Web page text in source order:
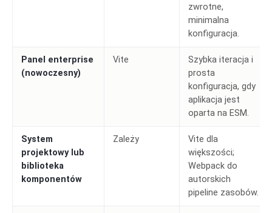
zwrotne,
minimalna
konfiguracja.
Panel enterprise
(nowoczesny)
Vite
Szybka iteracja i
prosta
konfiguracja, gdy
aplikacja jest
oparta na ESM.
System
projektowy lub
biblioteka
komponentów
Zależy
Vite dla
większości;
Webpack do
autorskich
pipeline zasobów.